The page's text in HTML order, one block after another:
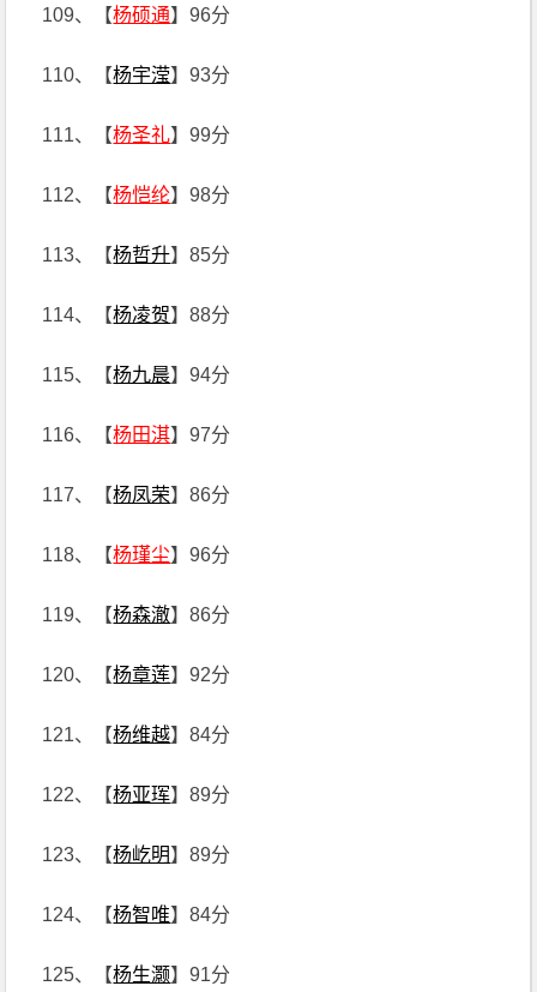
109、【杨硕通】96分
110、【杨宇滢】93分
111、【杨圣礼】99分
112、【杨恺纶】98分
113、【杨哲升】85分
114、【杨凌贺】88分
115、【杨九晨】94分
116、【杨田淇】97分
117、【杨凤荣】86分
118、【杨瑾尘】96分
119、【杨森澈】86分
120、【杨章莲】92分
121、【杨维越】84分
122、【杨亚珲】89分
123、【杨屹明】89分
124、【杨智唯】84分
125、【杨生灏】91分